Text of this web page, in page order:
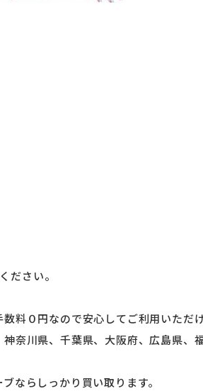
ださい。
料０円なので安心してご利用いただけ
奈川県、千葉県、大阪府、広島県、
ならしっかり買い取ります。